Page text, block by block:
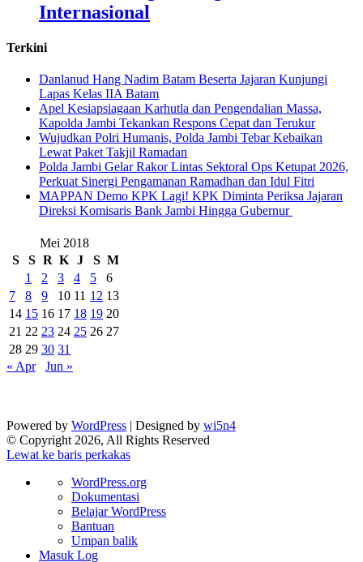
Internasional
Terkini
Danlanud Hang Nadim Batam Beserta Jajaran Kunjungi
Lapas Kelas IIA Batam
Apel Kesiapsiagaan Karhutla dan Pengendalian Massa,
Kapolda Jambi Tekankan Respons Cepat dan Terukur
Wujudkan Polri Humanis, Polda Jambi Tebar Kebaikan
Lewat Paket Takjil Ramadan
Polda Jambi Gelar Rakor Lintas Sektoral Ops Ketupat 2026,
Perkuat Sinergi Pengamanan Ramadhan dan Idul Fitri
‎MAPPAN Demo KPK Lagi! KPK Diminta Periksa Jajaran
Direksi Komisaris Bank Jambi Hingga Gubernur ‎
Mei 2018
S
S R K J S M
1
2 3 4 5
6
7
8 9 10 11 12 13
14 15 16 17 18 19 20
21 22 23 24 25 26 27
28 29 30 31
« Apr
Jun »
Powered by WordPress | Designed by wi5n4
© Copyright 2026, All Rights Reserved
Lewat ke baris perkakas
Tentang
WordPress
WordPress.org
Dokumentasi
Belajar WordPress
Bantuan
Umpan balik
Masuk Log